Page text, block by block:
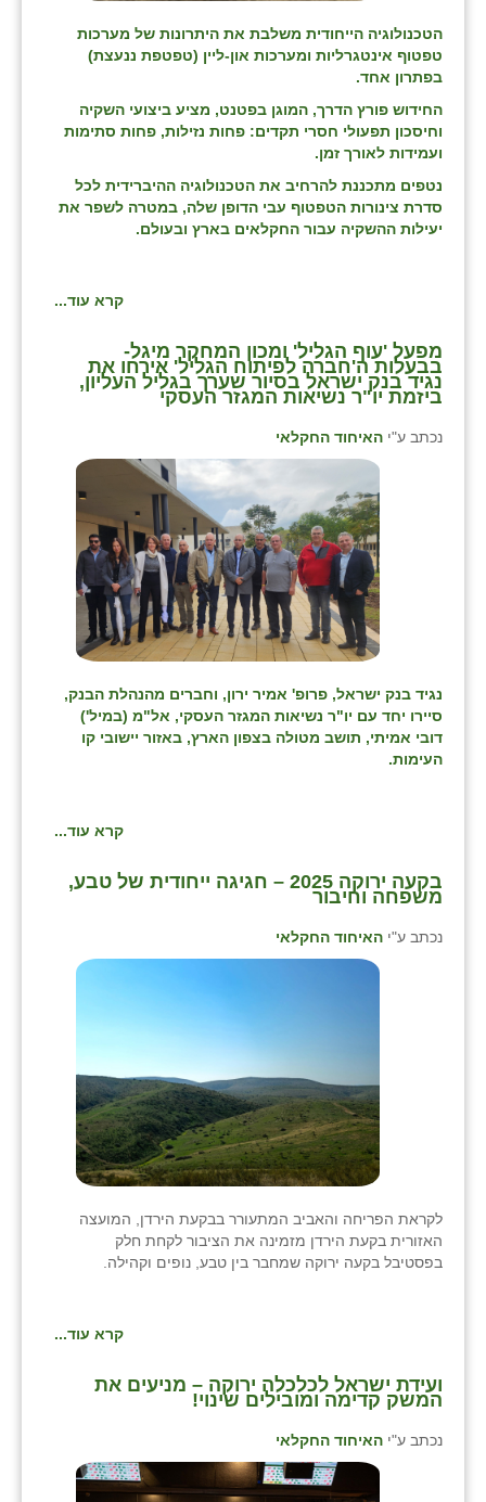
הטכנולוגיה הייחודית משלבת את היתרונות של מערכות
טפטוף אינטגרליות ומערכות און-ליין (טפטפת ננעצת)
בפתרון אחד.
החידוש פורץ הדרך, המוגן בפטנט, מציע ביצועי השקיה
וחיסכון תפעולי חסרי תקדים: פחות נזילות, פחות סתימות
ועמידות לאורך זמן.
נטפים מתכננת להרחיב את הטכנולוגיה ההיברידית לכל
סדרת צינורות הטפטוף עבי הדופן שלה, במטרה לשפר את
יעילות ההשקיה עבור החקלאים בארץ ובעולם.
קרא עוד...
מפעל 'עוף הגליל' ומכון המחקר מיגל-
בבעלות ה'חברה לפיתוח הגליל' אירחו את
נגיד בנק ישראל בסיור שערך בגליל העליון,
ביזמת יו"ר נשיאות המגזר העסקי
נכתב ע"י האיחוד החקלאי
נגיד בנק ישראל, פרופ' אמיר ירון, וחברים מהנהלת הבנק,
סיירו יחד עם יו"ר נשיאות המגזר העסקי, אל"מ (במיל')
דובי אמיתי, תושב מטולה בצפון הארץ, באזור יישובי קו
העימות.
קרא עוד...
בקעה ירוקה 2025 – חגיגה ייחודית של טבע,
משפחה וחיבור
נכתב ע"י האיחוד החקלאי
לקראת הפריחה והאביב המתעורר בבקעת הירדן, המועצה
האזורית בקעת הירדן מזמינה את הציבור לקחת חלק
בפסטיבל בקעה ירוקה שמחבר בין טבע, נופים וקהילה.
קרא עוד...
ועידת ישראל לכלכלה ירוקה – מניעים את
המשק קדימה ומובילים שינוי!
נכתב ע"י האיחוד החקלאי